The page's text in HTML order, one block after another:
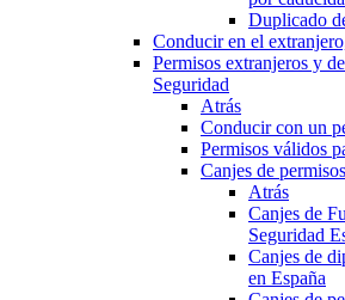
Duplicado
Conducir en el
Permisos extranjeros y
Seguridad
Atrás
Conducir con un
Permisos válidos
Canjes de permisos
Atrás
Canjes de
Seguridad
Canjes de
en España